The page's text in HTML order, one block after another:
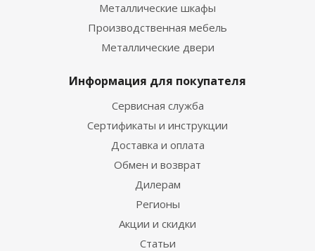
Металлические шкафы
Производственная мебель
Металлические двери
Информация для покупателя
Сервисная служба
Сертификаты и инструкции
Доставка и оплата
Обмен и возврат
Дилерам
Регионы
Акции и скидки
Статьи